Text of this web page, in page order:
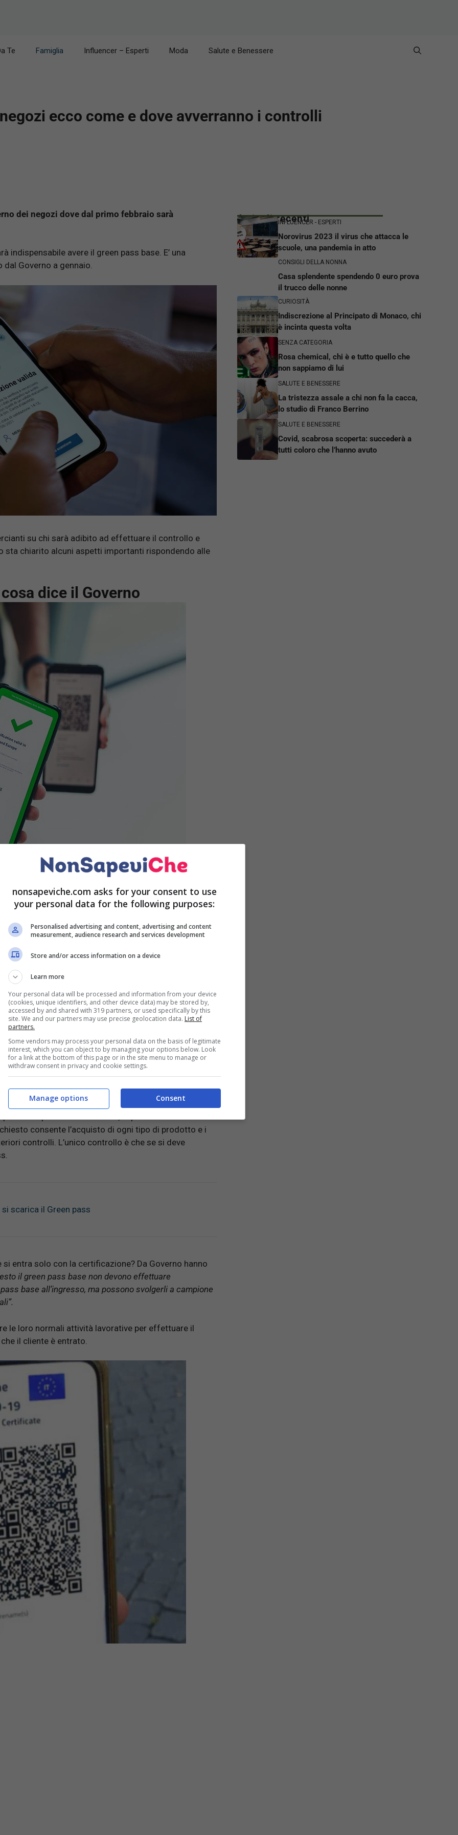
Te Famiglia Influencer – Esperti Moda Salute e Benessere
ecco come e dove avverranno i controlli
dei negozi dove dal primo febbraio sarà
indispensabile avere il green pass base. E’ una
Governo a gennaio.
su chi sarà adibito ad effettuare il controllo e
sta chiarito alcuni aspetti importanti rispondendo alle
dice il Governo
dal 1 febbraio i cittadini che non sono vaccinati o che
entrare solo nei negozi di beni di prima
ai negozi per animali, in quelli che
Anche ad alcune attività all’aperto come
ecco cosa si può fare senza
uffici postali e bancari. Anche al cinema, al
al bancone o all’aperto.
alcuni dubbi soprattutto come fare a controllore la
aspetto fondamentale; in primis si stabilisce
consente l’acquisto di ogni tipo di prodotto e i
controlli. L’unico controllo è che se si deve
scarica il Green pass
entra solo con la certificazione? Da Governo hanno
il green pass base non devono effettuare
base all’ingresso, ma possono svolgerli a campione
le loro normali attività lavorative per effettuare il
il cliente è entrato.
Articoli recentiINFLUENCER - ESPERTI
Norovirus 2023 il virus che attacca le
scuole, una pandemia in atto
CONSIGLI DELLA NONNA
Casa splendente spendendo 0 euro prova
il trucco delle nonne
CURIOSITÀ
Indiscrezione al Principato di Monaco, chi
è incinta questa volta
SENZA CATEGORIA
Rosa chemical, chi è e tutto quello che
non sappiamo di lui
SALUTE E BENESSERE
La tristezza assale a chi non fa la cacca,
lo studio di Franco Berrino
SALUTE E BENESSERE
Covid, scabrosa scoperta: succederà a
tutti coloro che l’hanno avuto
nonsapeviche.com asks for your consent to use
your personal data for the following purposes:
Personalised advertising and content, advertising and content
measurement, audience research and services development
Store and/or access information on a device
Learn more
Your personal data will be processed and information from your device
(cookies, unique identifiers, and other device data) may be stored by,
accessed by and shared with 319 partners, or used specifically by this
site. We and our partners may use precise geolocation data. List of
partners.
Some vendors may process your personal data on the basis of legitimate
interest, which you can object to by managing your options below. Look
for a link at the bottom of this page or in the site menu to manage or
withdraw consent in privacy and cookie settings.
Consent
Manage options